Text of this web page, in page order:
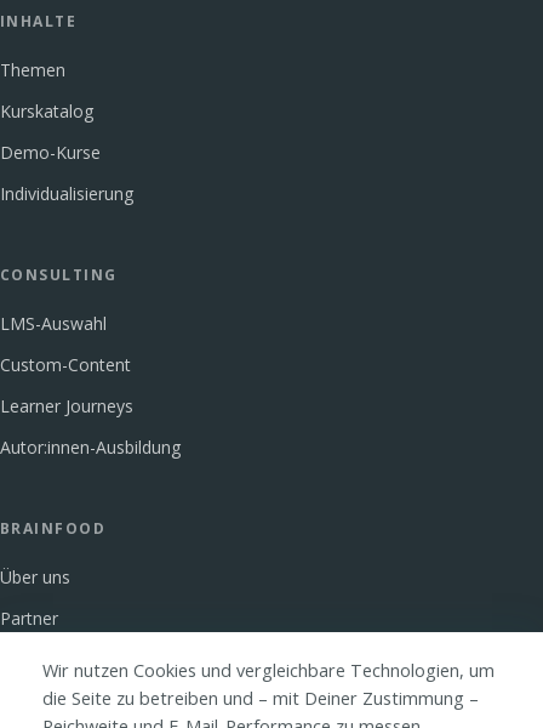
INHALTE
Themen
Kurskatalog
Demo-Kurse
Individualisierung
CONSULTING
LMS-Auswahl
Custom-Content
Learner Journeys
Autor:innen-Ausbildung
BRAINFOOD
Über uns
Partner
GlossarWir nutzen Cookies und vergleichbare Technologien, um
die Seite zu betreiben und – mit Deiner Zustimmung –